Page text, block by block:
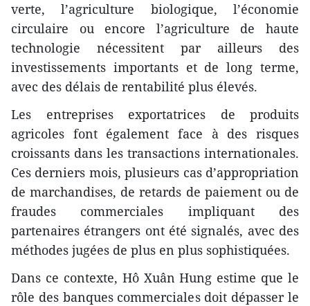
verte, l’agriculture biologique, l’économie
circulaire ou encore l’agriculture de haute
technologie nécessitent par ailleurs des
investissements importants et de long terme,
avec des délais de rentabilité plus élevés.
Les entreprises exportatrices de produits
agricoles font également face à des risques
croissants dans les transactions internationales.
Ces derniers mois, plusieurs cas d’appropriation
de marchandises, de retards de paiement ou de
fraudes commerciales impliquant des
partenaires étrangers ont été signalés, avec des
méthodes jugées de plus en plus sophistiquées.
Dans ce contexte, Hô Xuân Hung estime que le
rôle des banques commerciales doit dépasser le